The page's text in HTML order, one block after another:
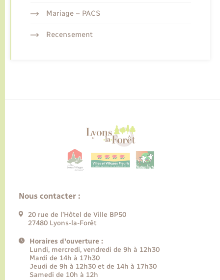
Mariage – PACS
Recensement
Nous contacter :
20 rue de l’Hôtel de Ville BP50
27480 Lyons-la-Forêt
Horaires d'ouverture :
Lundi, mercredi, vendredi de 9h à 12h30
Mardi de 14h à 17h30
Jeudi de 9h à 12h30 et de 14h à 17h30
Samedi de 10h à 12h